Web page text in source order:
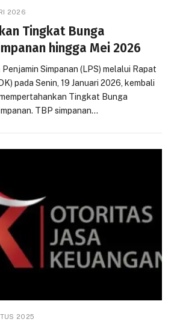
2026
Tingkat Bunga
hingga Mei 2026
Simpanan (LPS) melalui Rapat
pada Senin, 19 Januari 2026, kembali
Tingkat Bunga
TBP simpanan…
2025